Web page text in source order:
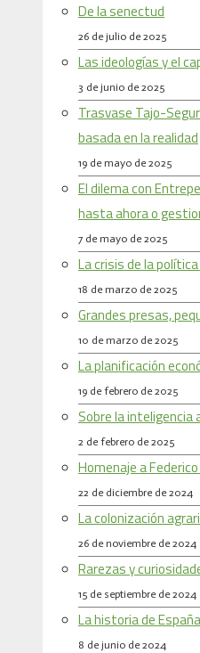
De la senectud
26 de julio de 2025
Las ideologías y el
3 de junio de 2025
Trasvase Tajo-
basada en la realidad
19 de mayo de 2025
El dilema con
hasta ahora o
7 de mayo de 2025
La crisis de la
18 de marzo de 2025
Grandes presas,
10 de marzo de 2025
La planificación
19 de febrero de 2025
Sobre la inteligencia
2 de febrero de 2025
Homenaje a
22 de diciembre de 2024
La colonización
26 de noviembre de 2024
Rarezas y
15 de septiembre de 2024
La historia de
8 de junio de 2024